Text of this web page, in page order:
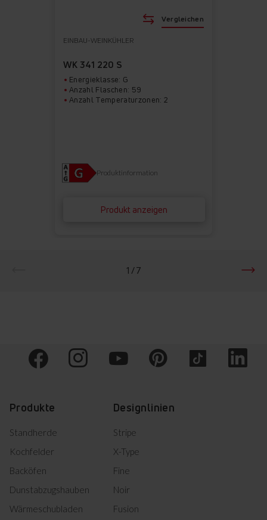
EINBAU-WEINKÜHLER
WK 341 220 S
Produkt anzeigen
Energieklasse: G
Anzahl Flaschen: 59
Anzahl Temperaturzonen: 2
Produktinformation
Vergleichen
1 / 7
Produkte
Standherde
Kochfelder
Backöfen
Dunstabzugshauben
Wärmeschubladen
Designlinien
Stripe
X-Type
Fine
Noir
Fusion